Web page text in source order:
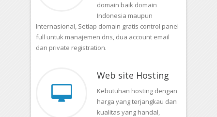
domain baik domain
Indonesia maupun
Internasional, Setiap domain gratis control panel
full untuk manajemen dns, dua account email
dan private registration.
Web site Hosting
Kebutuhan hosting dengan
harga yang terjangkau dan
kualitas yang handal,